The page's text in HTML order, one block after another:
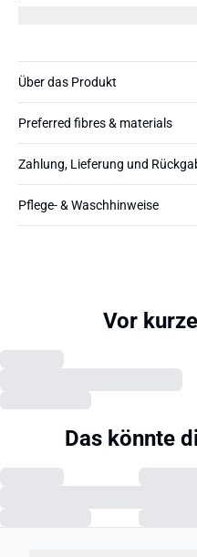
denim fabric in 98% BCI cotton
Über das Produkt
Preferred fibres & materials
Zahlung, Lieferung und
Pflege- & Waschhinweise
Vor
Das könnte